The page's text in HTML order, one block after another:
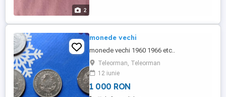
2
monede vechi
monede vechi 1960 1966 etc..
Teleorman, Teleorman
12 iunie
1 000 RON